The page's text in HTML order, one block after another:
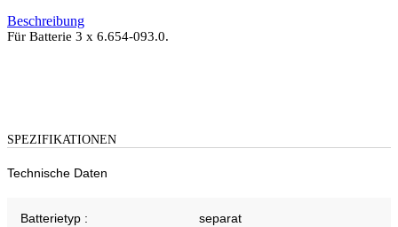
Beschreibung
Für Batterie 3 x 6.654-093.0.
SPEZIFIKATIONEN
Technische Daten
Batterietyp : separat